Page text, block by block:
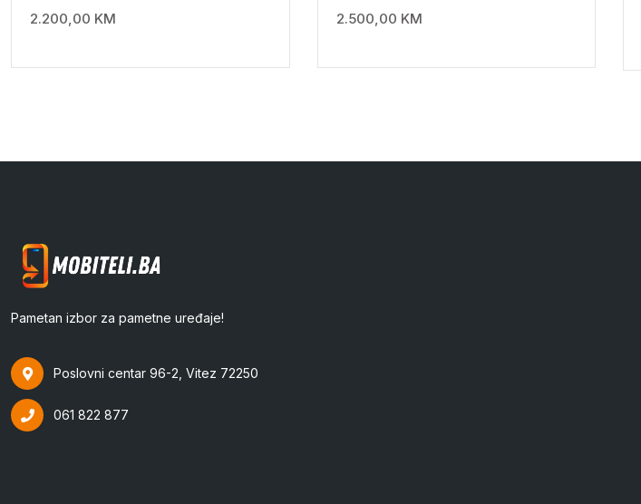
2.200,00 KM 2.500,00 KM
Pametan izbor za pametne uređaje!
Poslovni centar 96-2, Vitez 72250
061 822 877